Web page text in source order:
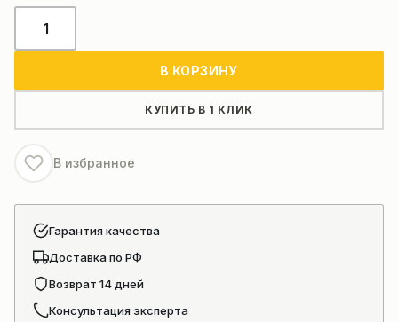
товара
башенного
крана
ZOOMLION
В КОРЗИНУ
КУПИТЬ В 1 КЛИК
В избранное
Гарантия качества
Доставка по РФ
Возврат 14 дней
Консультация эксперта